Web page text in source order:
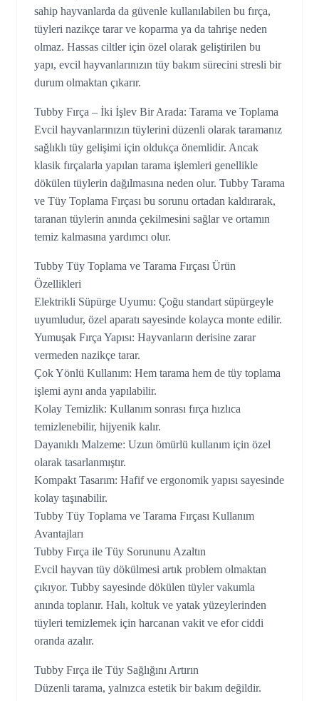
sahip hayvanlarda da güvenle kullanılabilen bu fırça,
tüyleri nazikçe tarar ve koparma ya da tahrişe neden
olmaz. Hassas ciltler için özel olarak geliştirilen bu
yapı, evcil hayvanlarınızın tüy bakım sürecini stresli bir
durum olmaktan çıkarır.
Tubby Fırça – İki İşlev Bir Arada: Tarama ve Toplama
Evcil hayvanlarınızın tüylerini düzenli olarak taramanız
sağlıklı tüy gelişimi için oldukça önemlidir. Ancak
klasik fırçalarla yapılan tarama işlemleri genellikle
dökülen tüylerin dağılmasına neden olur. Tubby Tarama
ve Tüy Toplama Fırçası bu sorunu ortadan kaldırarak,
taranan tüylerin anında çekilmesini sağlar ve ortamın
temiz kalmasına yardımcı olur.
Tubby Tüy Toplama ve Tarama Fırçası Ürün
Özellikleri
Elektrikli Süpürge Uyumu: Çoğu standart süpürgeyle
uyumludur, özel aparatı sayesinde kolayca monte edilir.
Yumuşak Fırça Yapısı: Hayvanların derisine zarar
vermeden nazikçe tarar.
Çok Yönlü Kullanım: Hem tarama hem de tüy toplama
işlemi aynı anda yapılabilir.
Kolay Temizlik: Kullanım sonrası fırça hızlıca
temizlenebilir, hijyenik kalır.
Dayanıklı Malzeme: Uzun ömürlü kullanım için özel
olarak tasarlanmıştır.
Kompakt Tasarım: Hafif ve ergonomik yapısı sayesinde
kolay taşınabilir.
Tubby Tüy Toplama ve Tarama Fırçası Kullanım
Avantajları
Tubby Fırça ile Tüy Sorununu Azaltın
Evcil hayvan tüy dökülmesi artık problem olmaktan
çıkıyor. Tubby sayesinde dökülen tüyler vakumla
anında toplanır. Halı, koltuk ve yatak yüzeylerinden
tüyleri temizlemek için harcanan vakit ve efor ciddi
oranda azalır.
Tubby Fırça ile Tüy Sağlığını Artırın
Düzenli tarama, yalnızca estetik bir bakım değildir.